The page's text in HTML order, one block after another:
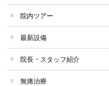
院内ツアー
最新設備
院長・スタッフ紹介
無痛治療